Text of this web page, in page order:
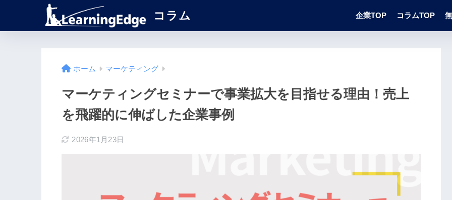
コラム 企業TOP コラムTOP
ホーム マーケティング
マーケティングセミナーで事業拡大を目指せる理由！売上
を飛躍的に伸ばした企業事例
2026年1月23日